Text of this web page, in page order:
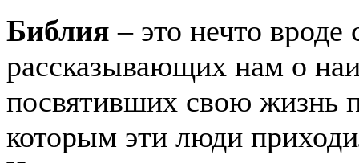
Библия – это нечто вроде
рассказывающих нам о
посвятивших свою жизнь
которым эти люди